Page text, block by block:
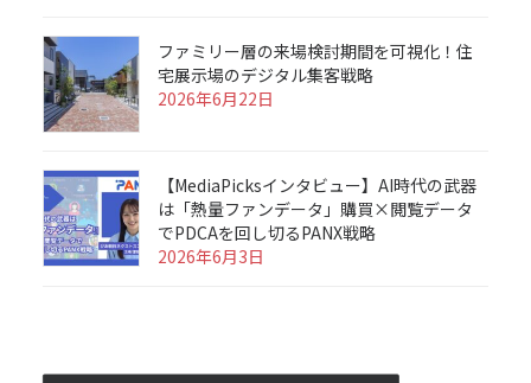
ファミリー層の来場検討期間を可視化！住
宅展示場のデジタル集客戦略
2026年6月22日
【MediaPicksインタビュー】AI時代の武器
は「熱量ファンデータ」購買×閲覧データ
でPDCAを回し切るPANX戦略
2026年6月3日